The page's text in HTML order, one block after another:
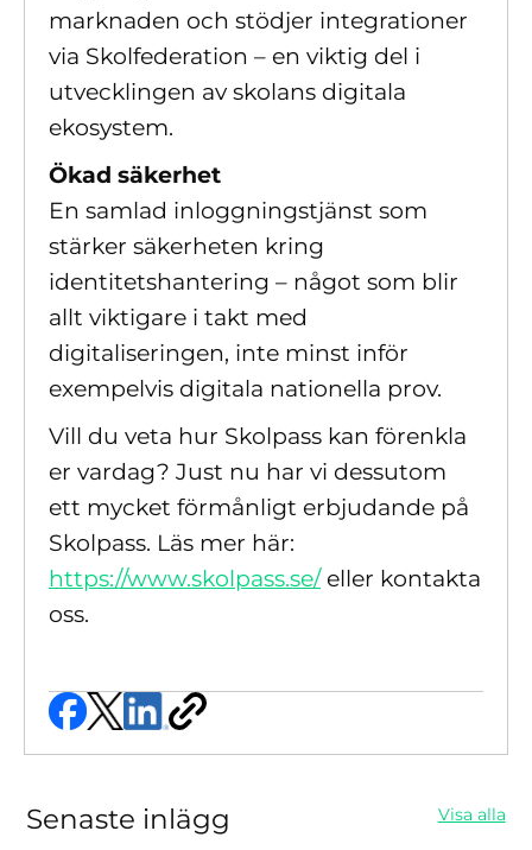
marknaden och stödjer integrationer
via Skolfederation – en viktig del i
utvecklingen av skolans digitala
ekosystem.
Ökad säkerhet
En samlad inloggningstjänst som
stärker säkerheten kring
identitetshantering – något som blir
allt viktigare i takt med
digitaliseringen, inte minst inför
exempelvis digitala nationella prov.
Vill du veta hur Skolpass kan förenkla
er vardag? Just nu har vi dessutom
ett mycket förmånligt erbjudande på
Skolpass. Läs mer här:
https://www.skolpass.se/eller kontakta
oss.
Senaste inlägg Visa alla